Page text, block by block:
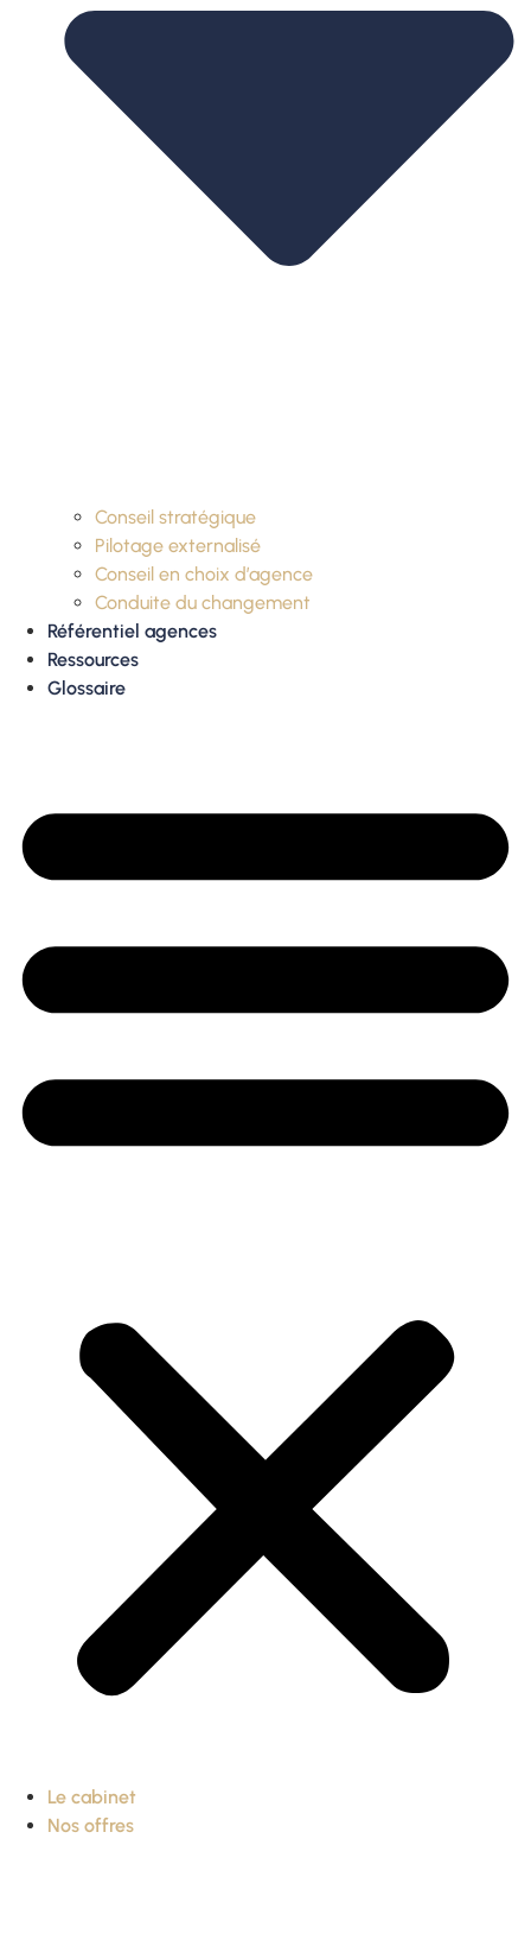
Conseil stratégique
Pilotage externalisé
Conseil en choix d’agence
Conduite du changement
Référentiel agences
Ressources
Glossaire
Le cabinet
Nos offres